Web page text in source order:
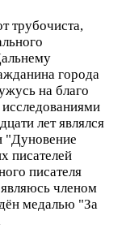
трубочиста,
города
на благо
лет являлся
"Дуновение
писателей
писателя
членом
медалью "За